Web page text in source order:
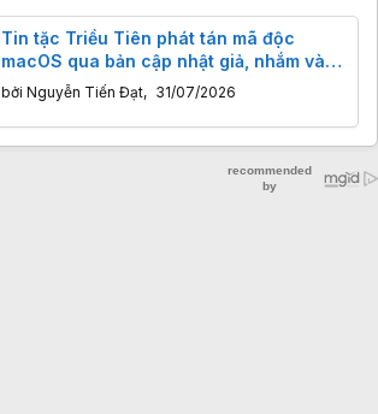
Tin tặc Triều Tiên phát tán mã độc
macOS qua bản cập nhật giả, nhắm vào
ví tiền số
bởi Nguyễn Tiến Đạt, 31/07/2026